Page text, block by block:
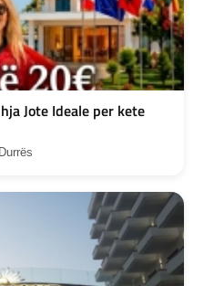
Jote Ideale per kete